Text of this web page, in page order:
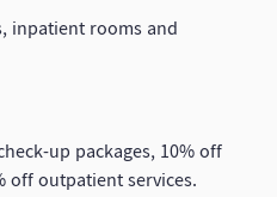
inpatient rooms and
up packages, 10% off
off outpatient services.